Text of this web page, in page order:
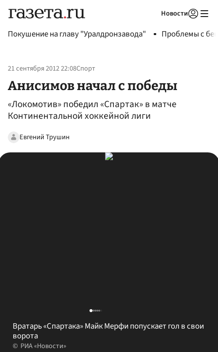
Новости
Покушение на главу "Уралдронзавода" Проблемы с
21 сентября 2012 22:08Спорт
Анисимов начал с победы
«Локомотив» победил «Спартак» в матче
Континентальной хоккейной лиги
Евгений Трушин
Вратарь «Спартака» Майк Мерфи попускает гол в свои
ворота
РИА «Новости»